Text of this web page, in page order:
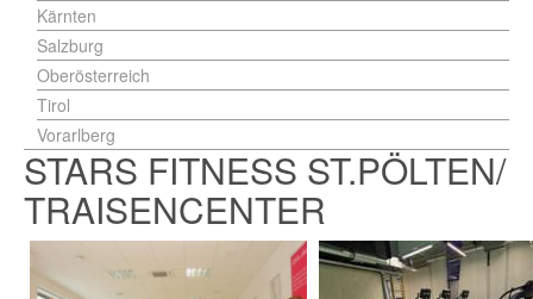
Kärnten
Salzburg
Oberösterreich
Tirol
Vorarlberg
STARS FITNESS ST.PÖLTEN/
TRAISENCENTER